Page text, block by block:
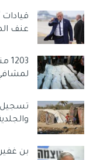
عنف
لمشافي
بن